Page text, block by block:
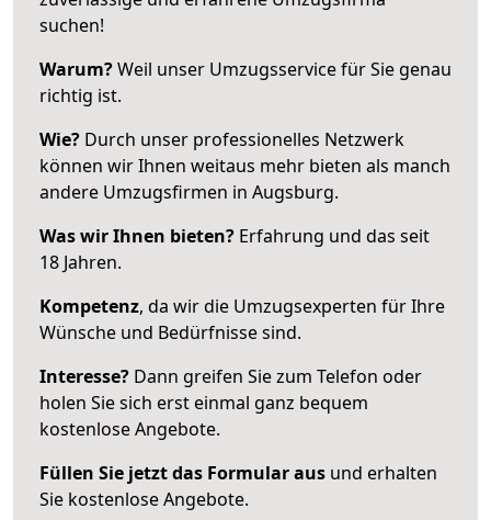
suchen!
Warum?Weil unser Umzugsservice für Sie genau
richtig ist.
Wie? Durch unser professionelles Netzwerk
können wir Ihnen weitaus mehr bieten als manch
andere Umzugsfirmen in Augsburg.
Was wir Ihnen bieten? Erfahrung und das seit
18 Jahren.
Kompetenz, da wir die Umzugsexperten für Ihre
Wünsche und Bedürfnisse sind.
Interesse? Dann greifen Sie zum Telefon oder
holen Sie sich erst einmal ganz bequem
kostenlose Angebote.
Füllen Sie jetzt das Formular aus und erhalten
Sie kostenlose Angebote.